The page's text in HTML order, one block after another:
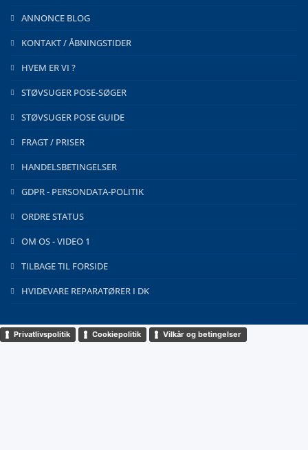
ANNONCE BLOG
KONTAKT / ÅBNINGSTIDER
HVEM ER VI ?
STØVSUGER POSE-SØGER
STØVSUGER POSE GUIDE
FRAGT / PRISER
HANDELSBETINGELSER
GDPR - PERSONDATA-POLITIK
ORDRE STATUS
OM OS - VIDEO 1
TILBAGE TIL FORSIDE
HVIDEVARE REPARATØRER I DK
Privatlivspolitik Cookiepolitik Vilkår og betingelser